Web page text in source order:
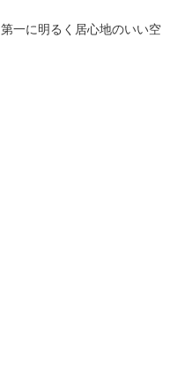
一に明るく居心地のいい空